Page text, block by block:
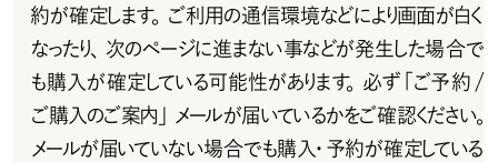
約が 確 定します。ご 利用の通 信 環 境などにより画 面が白く
なったり、次のページに進まない事などが発生した場合で
も購入が確定している可能性があります。必ず「ご予約/
ご購入のご案内」メールが届いているかをご確認ください。
メールが届いていない場合でも購入・予約が確定している